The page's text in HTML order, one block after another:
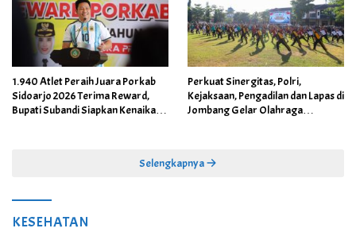
1.940 Atlet Peraih Juara Porkab
Sidoarjo 2026 Terima Reward,
Bupati Subandi Siapkan Kenaikan
Perkuat Sinergitas, Polri,
Kejaksaan, Pengadilan dan Lapas di
Jombang Gelar Olahraga
Selengkapnya
KESEHATAN